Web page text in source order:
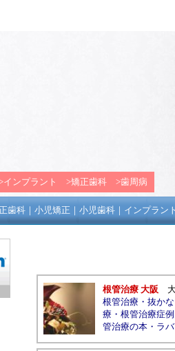
インプラント >矯正歯科 >歯周病
歯科｜ 小児矯正 ｜ 小児歯科｜ インプラン
根管治療 大阪
根管治療・ 抜か
療・ 根管治療症例
管治療の本・ ラ